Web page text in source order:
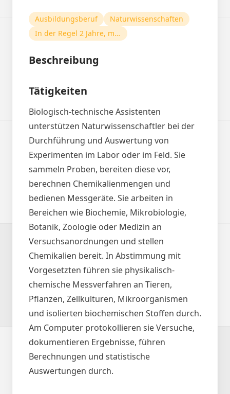
Ausbildungsberuf
Naturwissenschaften
In der Regel 2 Jahre, mit Zusatzqualifikation eventuell 3-4 Jahre
Beschreibung
Tätigkeiten
Biologisch-technische Assistenten
unterstützen Naturwissenschaftler bei der
Durchführung und Auswertung von
Experimenten im Labor oder im Feld. Sie
sammeln Proben, bereiten diese vor,
berechnen Chemikalienmengen und
bedienen Messgeräte. Sie arbeiten in
Bereichen wie Biochemie, Mikrobiologie,
Botanik, Zoologie oder Medizin an
Versuchsanordnungen und stellen
Chemikalien bereit. In Abstimmung mit
Vorgesetzten führen sie physikalisch-
chemische Messverfahren an Tieren,
Pflanzen, Zellkulturen, Mikroorganismen
und isolierten biochemischen Stoffen durch.
Am Computer protokollieren sie Versuche,
dokumentieren Ergebnisse, führen
Berechnungen und statistische
Auswertungen durch.